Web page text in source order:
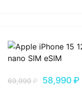
69,990₽ 58,990₽